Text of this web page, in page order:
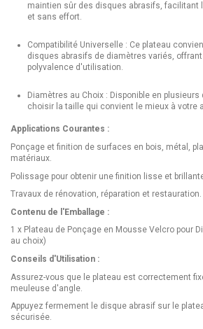
maintien sûr des disques abrasifs, facilitant
et sans effort.
Compatibilité Universelle : Ce plateau
disques abrasifs de diamètres variés,
polyvalence d'utilisation.
Diamètres au Choix : Disponible en
choisir la taille qui convient le mieux à votre
Applications Courantes :
Ponçage et finition de surfaces en bois, métal,
matériaux.
Polissage pour obtenir une finition lisse et
Travaux de rénovation, réparation et restauration.
Contenu de l'Emballage :
1 x Plateau de Ponçage en Mousse Velcro pour
au choix)
Conseils d'Utilisation :
Assurez-vous que le plateau est correctement
meuleuse d'angle.
Appuyez fermement le disque abrasif sur le
sécurisée.